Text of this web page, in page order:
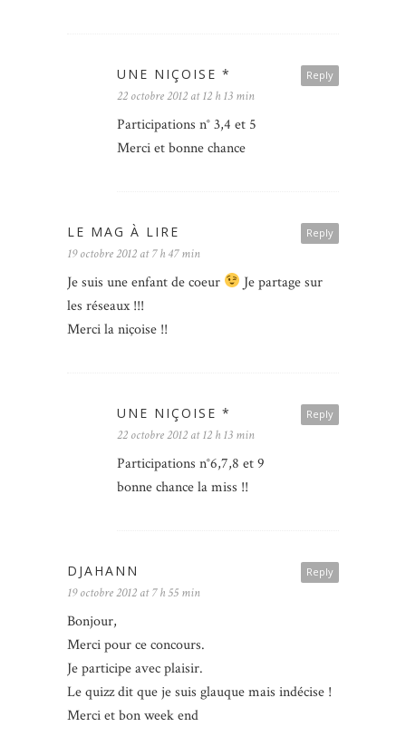
Reply
UNE NIÇOISE *
22 octobre 2012 at 12 h 13 min
Participations n° 3,4 et 5
Merci et bonne chance
Reply
LE MAG À LIRE
19 octobre 2012 at 7 h 47 min
Je suis une enfant de coeur
Je partage sur
les réseaux !!!
Merci la niçoise !!
Reply
UNE NIÇOISE *
22 octobre 2012 at 12 h 13 min
Participations n°6,7,8 et 9
bonne chance la miss !!
Reply
DJAHANN
19 octobre 2012 at 7 h 55 min
Bonjour,
Merci pour ce concours.
Je participe avec plaisir.
Le quizz dit que je suis glauque mais indécise !
Merci et bon week end